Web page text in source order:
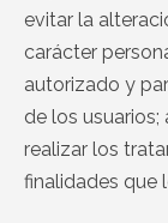
evitar la
carácter
autorizado y
de los
realizar los
finalidades que